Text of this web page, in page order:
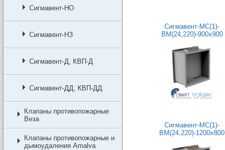
Сигмавент-НО
Сигмавент-НЗ
Сигмавент-Д, КВП-Д
Сигмавент-ДД, КВП-ДД
Клапаны противопожарные
Веза
Клапаны противопожарные и
дымоудаления Amalva
Сигмавент-МС(1)-
BM(24,220)-900х900
Сигмавент-МС(1)-
BM(24,220)-1200х800